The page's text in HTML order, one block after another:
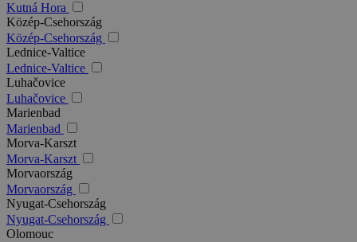
Kutná Hora
Közép-Csehország
Közép-Csehország
Lednice-Valtice
Lednice-Valtice
Luhačovice
Luhačovice
Marienbad
Marienbad
Morva-Karszt
Morva-Karszt
Morvaország
Morvaország
Nyugat-Csehország
Nyugat-Csehország
Olomouc